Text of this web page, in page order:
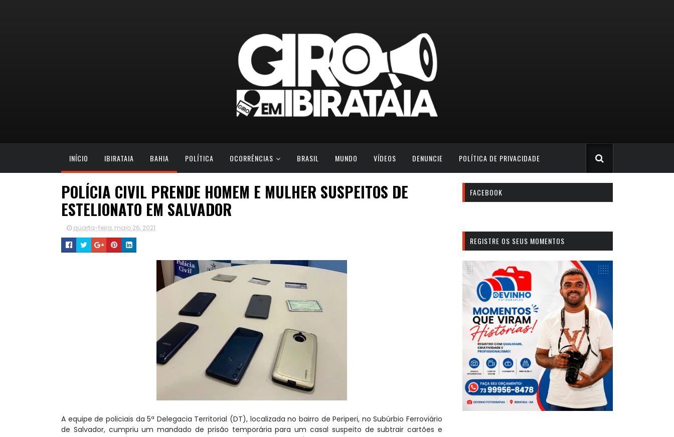
INÍCIO IBIRATAIA BAHIA POLÍTICA OCORRÊNCIAS BRASIL MUNDO VÍDEOS DENUNCIE POLÍTICA DE PRIVACIDADE
POLÍCIA CIVIL PRENDE HOMEM E MULHER SUSPEITOS DE
ESTELIONATO EM SALVADOR
quarta-feira, maio 26, 2021
A equipe de policiais da 5ª Delegacia Territorial (DT), localizada no bairro de Periperi, no Subúrbio Ferroviário
de Salvador, cumpriu um mandado de prisão temporária para um casal suspeito de subtrair cartões e
FACEBOOK
REGISTRE OS SEUS MOMENTOS